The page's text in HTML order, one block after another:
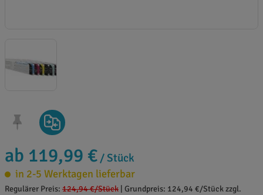
ab 119,99 € / Stück
in 2-5 Werktagen lieferbar
Regulärer Preis: 124,94 €/Stück Grundpreis: 124,94 €/Stück zzgl.